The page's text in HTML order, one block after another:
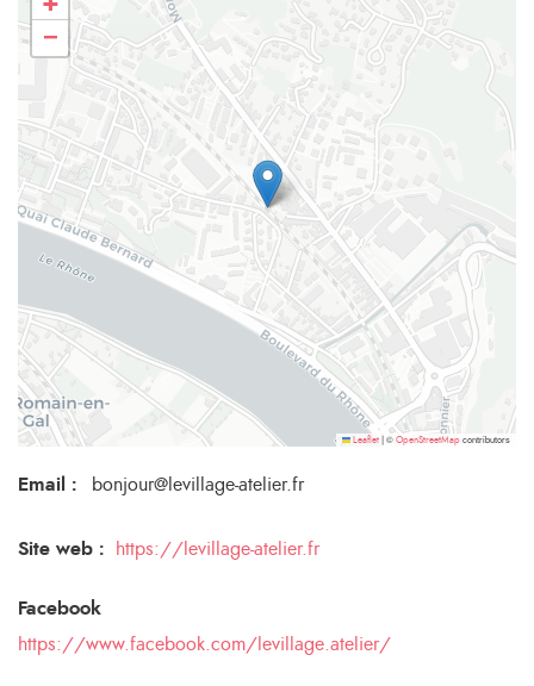
−
Leaflet © OpenStreetMap contributors
Email : bonjour@levillage-atelier.fr
Site web : https://levillage-atelier.fr
Facebook
https://www.facebook.com/levillage.atelier/